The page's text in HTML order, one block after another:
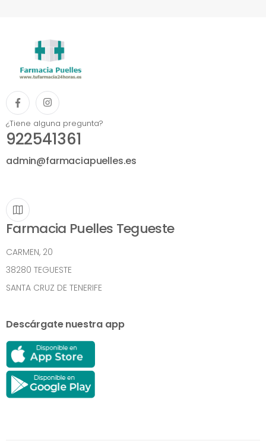
¿Tiene alguna pregunta?
922541361
admin@farmaciapuelles.es
Farmacia Puelles Tegueste
CARMEN, 20
38280 TEGUESTE
SANTA CRUZ DE TENERIFE
Descárgate nuestra app